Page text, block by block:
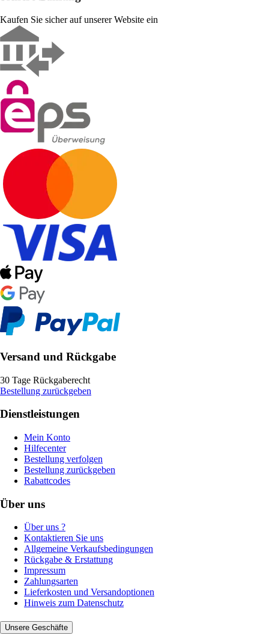
Kaufen Sie sicher auf unserer Website ein
Versand und Rückgabe
30 Tage Rückgaberecht
Bestellung zurückgeben
Dienstleistungen
Mein Konto
Hilfecenter
Bestellung verfolgen
Bestellung zurückgeben
Rabattcodes
Über uns
Über uns ?
Kontaktieren Sie uns
Allgemeine Verkaufsbedingungen
Rückgabe & Erstattung
Impressum
Zahlungsarten
Lieferkosten und Versandoptionen
Hinweis zum Datenschutz
Unsere Geschäfte